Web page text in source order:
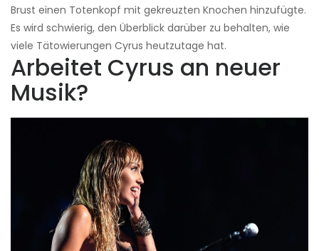
Brust einen Totenkopf mit gekreuzten Knochen hinzufügte.
Es wird schwierig, den Überblick darüber zu behalten, wie
viele Tätowierungen Cyrus heutzutage hat.
Arbeitet Cyrus an neuer
Musik?